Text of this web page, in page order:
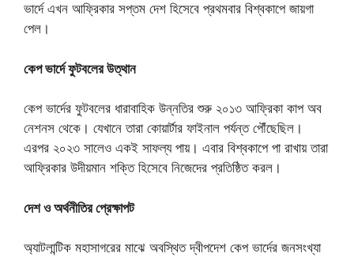
ভার্দে এখন আফ্রিকার সপ্তম দেশ হিসেবে প্রথমবার বিশ্বকাপে জায়গা
পেল।
কেপ ভার্দে ফুটবলের উত্থান
কেপ ভার্দের ফুটবলের ধারাবাহিক উন্নতির শুরু ২০১৩ আফ্রিকা কাপ অব
নেশনস থেকে। যেখানে তারা কোয়ার্টার ফাইনাল পর্যন্ত পৌঁছেছিল।
এরপর ২০২৩ সালেও একই সাফল্য পায়। এবার বিশ্বকাপে পা রাখায় তারা
আফ্রিকার উদীয়মান শক্তি হিসেবে নিজেদের প্রতিষ্ঠিত করল।
দেশ ও অর্থনীতির প্রেক্ষাপট
অ্যাটলান্টিক মহাসাগরের মাঝে অবস্থিত দ্বীপদেশ কেপ ভার্দের জনসংখ্যা